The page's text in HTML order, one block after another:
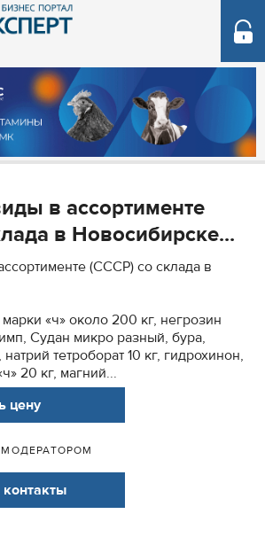
в ассортименте
в Новосибирске...
(СССР) со склада в
«ч» около 200 кг, негрозин
Судан микро разный, бура,
тетроборат 10 кг, гидрохинон,
20 кг, магний...
цену